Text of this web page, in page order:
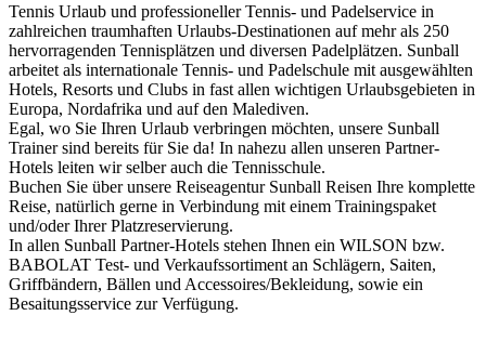
Tennis Urlaub und professioneller Tennis- und Padelservice in
zahlreichen traumhaften Urlaubs-Destinationen auf mehr als 250
hervorragenden Tennisplätzen und diversen Padelplätzen. Sunball
arbeitet als internationale Tennis- und Padelschule mit ausgewählten
Hotels, Resorts und Clubs in fast allen wichtigen Urlaubsgebieten in
Europa, Nordafrika und auf den Malediven.
Egal, wo Sie Ihren Urlaub verbringen möchten, unsere Sunball
Trainer sind bereits für Sie da! In nahezu allen unseren Partner-
Hotels leiten wir selber auch die Tennisschule.
Buchen Sie über unsere Reiseagentur Sunball Reisen Ihre komplette
Reise, natürlich gerne in Verbindung mit einem Trainingspaket
und/oder Ihrer Platzreservierung.
In allen Sunball Partner-Hotels stehen Ihnen ein WILSON bzw.
BABOLAT Test- und Verkaufssortiment an Schlägern, Saiten,
Griffbändern, Bällen und Accessoires/Bekleidung, sowie ein
Besaitungsservice zur Verfügung.